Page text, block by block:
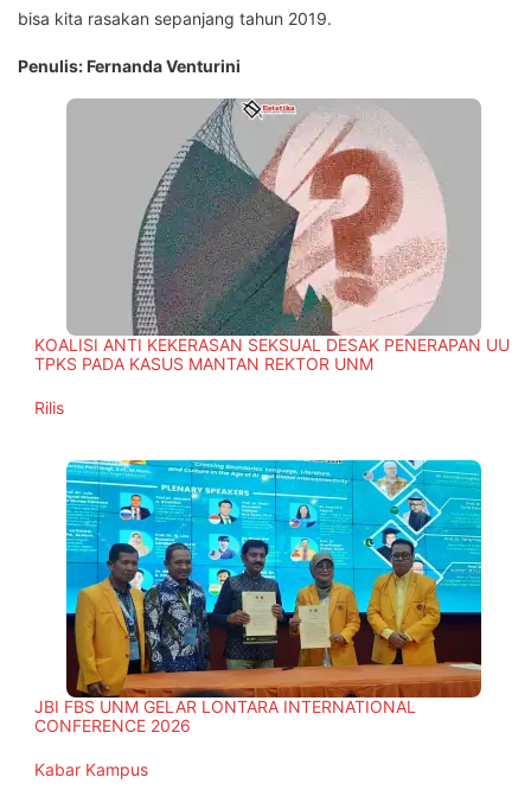
bisa kita rasakan sepanjang tahun 2019.
Penulis: Fernanda Venturini
KOALISI ANTI KEKERASAN SEKSUAL DESAK PENERAPAN UU
TPKS PADA KASUS MANTAN REKTOR UNM
In relation to
Rilis
JBI FBS UNM GELAR LONTARA INTERNATIONAL
CONFERENCE 2026
In relation to
Kabar Kampus